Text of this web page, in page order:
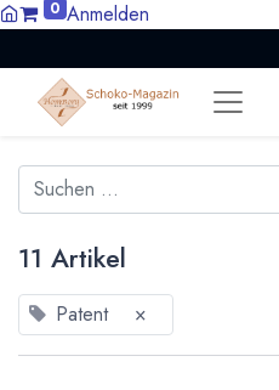
0 Anmelden
11 Artikel
Patent ×